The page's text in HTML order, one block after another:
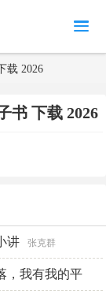
MENU
载 2026
书 下载 2026
讲 张克群
，我有我的平